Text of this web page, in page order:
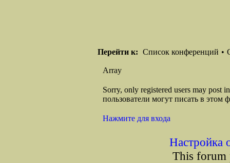
Перейти к: Список конференций •
Array
Sorry, only registered users may post
пользователи могут писать в этом
Нажмите для входа
Настройка
This